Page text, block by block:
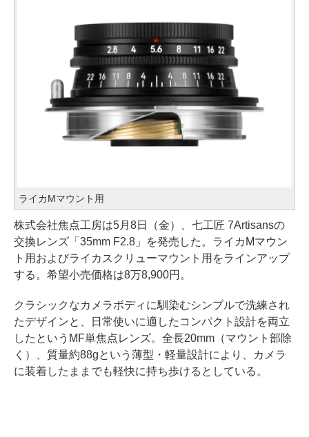
ライカMマウント用
株式会社焦点工房は5月8日（金）、七工匠 7Artisansの
交換レンズ「35mm F2.8」を発売した。ライカMマウン
ト用およびライカスクリューマウント用をラインアップ
する。希望小売価格は8万8,900円。
クラシックなカメラボディに馴染むシンプルで洗練され
たデザインと、日常使いに適したコンパクト設計を両立
したというMF単焦点レンズ。全長20mm（マウント部除
く）、質量約88gという薄型・軽量設計により、カメラ
に装着したままでも軽快に持ち歩けるとしている。